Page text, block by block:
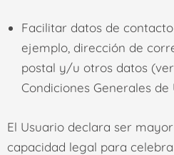
Facilitar datos de
ejemplo, dirección de
postal y/u otros datos
Condiciones Generales de
El Usuario declara ser
capacidad legal para